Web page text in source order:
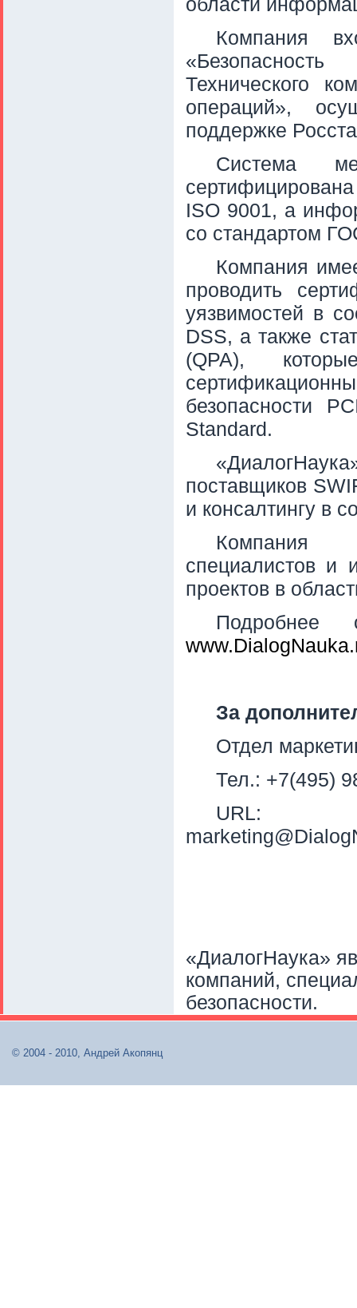
Компания
Технического
операций»,
поддержке
Система
ISO 9001, а
со стандартом
Компания
проводить
уязвимостей в
DSS, а также
(QPA),
безопасности
Standard.
поставщиков
и консалтингу в
Компания
специалистов и
проектов в
За
Отдел
Тел.: +7(495)
«ДиалогНаука»
компаний,
безопасности.
© 2004 - 2010, Андрей Акопянц